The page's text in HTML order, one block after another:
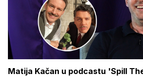
Matija Kačan u podcastu 'Spill